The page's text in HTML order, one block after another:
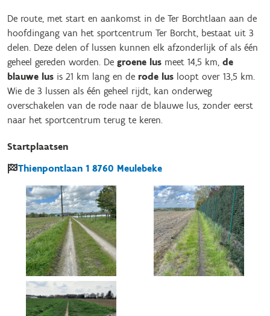
De route, met start en aankomst in de Ter Borchtlaan aan de
hoofdingang van het sportcentrum Ter Borcht, bestaat uit 3
delen. Deze delen of lussen kunnen elk afzonderlijk of als één
geheel gereden worden. De groene lus meet 14,5 km, de
blauwe lus is 21 km lang en de rode lus loopt over 13,5 km.
Wie de 3 lussen als één geheel rijdt, kan onderweg
overschakelen van de rode naar de blauwe lus, zonder eerst
naar het sportcentrum terug te keren.
Startplaatsen
Thienpontlaan 1 8760 Meulebeke